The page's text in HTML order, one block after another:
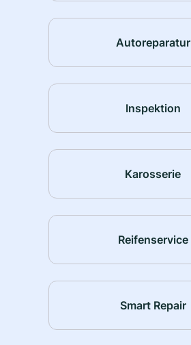
Autoreparatur
Inspektion
Karosserie
Reifenservice
Smart Repair